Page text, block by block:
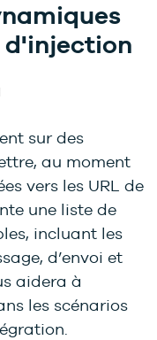
d'injection
sur des
au moment
vers les URL de
une liste de
incluant les
d’envoi et
aidera à
les scénarios